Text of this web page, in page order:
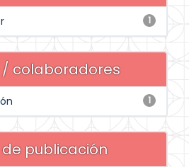
1
/ colaboradores
1
publicación